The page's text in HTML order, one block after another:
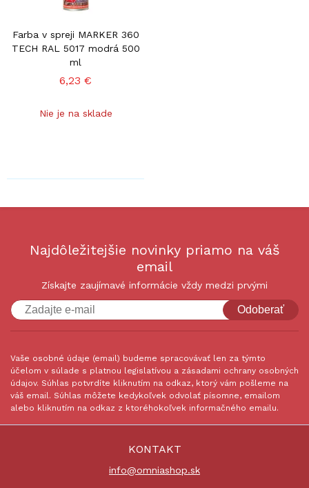
Farba v spreji MARKER 360
TECH RAL 5017 modrá 500
ml
6,23 €
Nie je na sklade
Najdôležitejšie novinky priamo na váš
email
Získajte zaujímavé informácie vždy medzi prvými
Odoberať
Vaše osobné údaje (email) budeme spracovávať len za týmto
účelom v súlade s platnou legislatívou a zásadami ochrany osobných
údajov. Súhlas potvrdíte kliknutím na odkaz, ktorý vám pošleme na
váš email. Súhlas môžete kedykoľvek odvolať písomne, emailom
alebo kliknutím na odkaz z ktoréhokoľvek informačného emailu.
KONTAKT
info@omniashop.sk